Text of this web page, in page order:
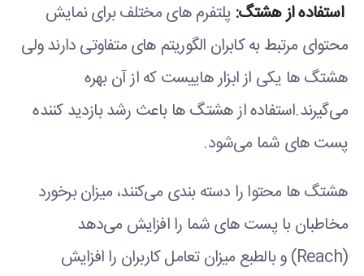
استفاده از هشتگ: پلتفرم های مختلف برای نمایش
محتوای مرتبط به کابران الگوریتم های متفاوتی دارند ولی
هشتگ ها یکی از ابزار هاییست که از آن بهره
می‌گیرند.استفاده از هشتگ ها باعث رشد بازدید کننده
پست های شما می‌شود.
هشتگ ها محتوا را دسته بندی می‌کنند، میزان برخورد
مخاطبان با پست های شما را افزایش می‌دهد
(Reach) و بالطبع میزان تعامل کاربران را افزایش